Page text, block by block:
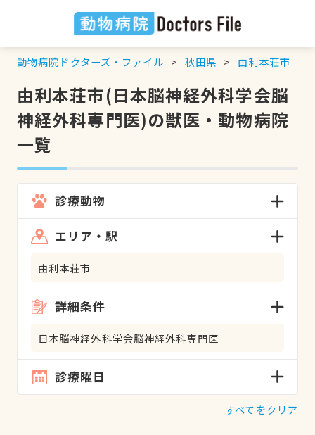
動物病院ドクターズ・ファイル 秋田県 由利本荘市
由利本荘市(日本脳神経外科学会脳
神経外科専門医)の獣医・動物病院
一覧
診療動物
エリア・駅
由利本荘市
詳細条件
日本脳神経外科学会脳神経外科専門医
診療曜日
すべてをクリア